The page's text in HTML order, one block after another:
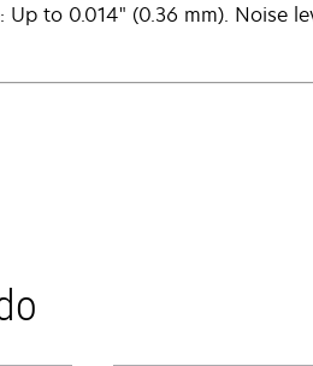
to 0.014" (0.36 mm). Noise